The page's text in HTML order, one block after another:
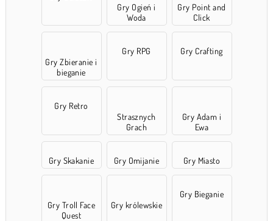
Gry Ogień i
Woda
Gry Point and
Click
Gry Zbieranie i
bieganie
Gry RPG Gry Crafting
Gry Retro
Strasznych
Grach
Gry Adam i
Ewa
Gry Skakanie Gry Omijanie Gry Miasto
Gry Troll Face
Quest
Gry królewskie
Gry Bieganie